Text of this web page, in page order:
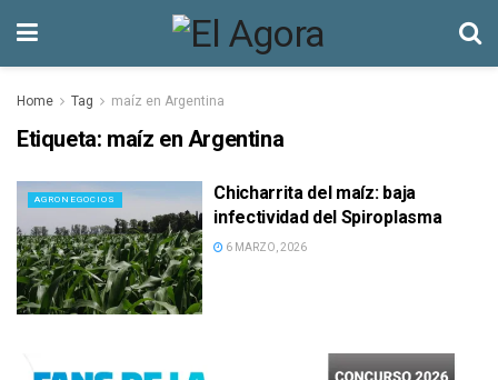
Home Tag maíz en Argentina
Etiqueta: maíz en Argentina
AGRONEGOCIOS
Chicharrita del maíz: baja
infectividad del Spiroplasma
6 MARZO, 2026